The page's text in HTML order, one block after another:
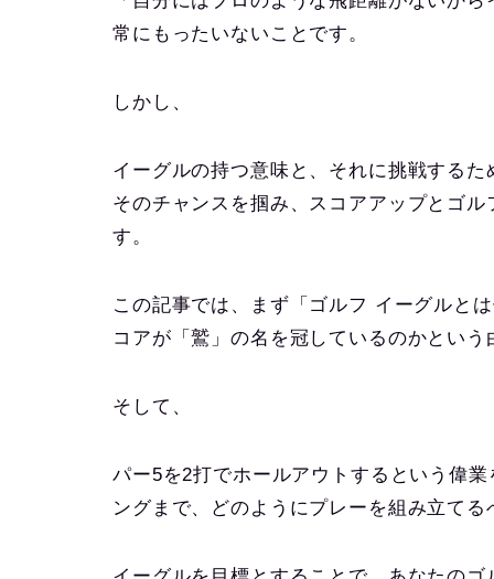
常にもったいないことです。
しかし、
イーグルの持つ意味と、それに挑戦する
そのチャンスを掴み、スコアアップとゴ
す。
この記事では、まず「ゴルフ イーグルと
コアが「鷲」の名を冠しているのかという
そして、
パー5を2打でホールアウトするという偉
ングまで、どのようにプレーを組み立て